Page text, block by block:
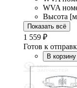
WVA
Высота
Показать всё
1 559 ₽
Готов к
В корзину